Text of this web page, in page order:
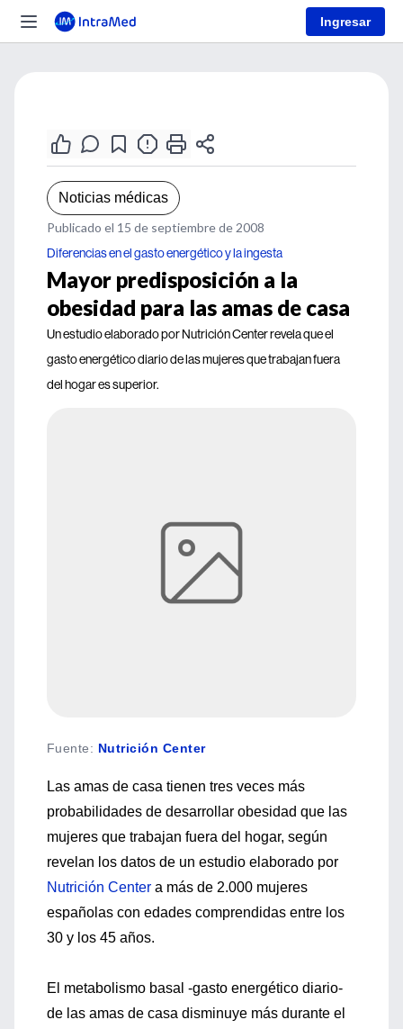
Ingresar
Noticias médicas
Publicado el 15 de septiembre de 2008
Diferencias en el gasto energético y la ingesta
Mayor predisposición a la
obesidad para las amas de casa
Un estudio elaborado por Nutrición Center revela que el
gasto energético diario de las mujeres que trabajan fuera
del hogar es superior.
Fuente: Nutrición Center
Las amas de casa tienen tres veces más
probabilidades de desarrollar obesidad que las
mujeres que trabajan fuera del hogar, según
revelan los datos de un estudio elaborado por
Nutrición Center a más de 2.000 mujeres
españolas con edades comprendidas entre los
30 y los 45 años.
El metabolismo basal -gasto energético diario-
de las amas de casa disminuye más durante el